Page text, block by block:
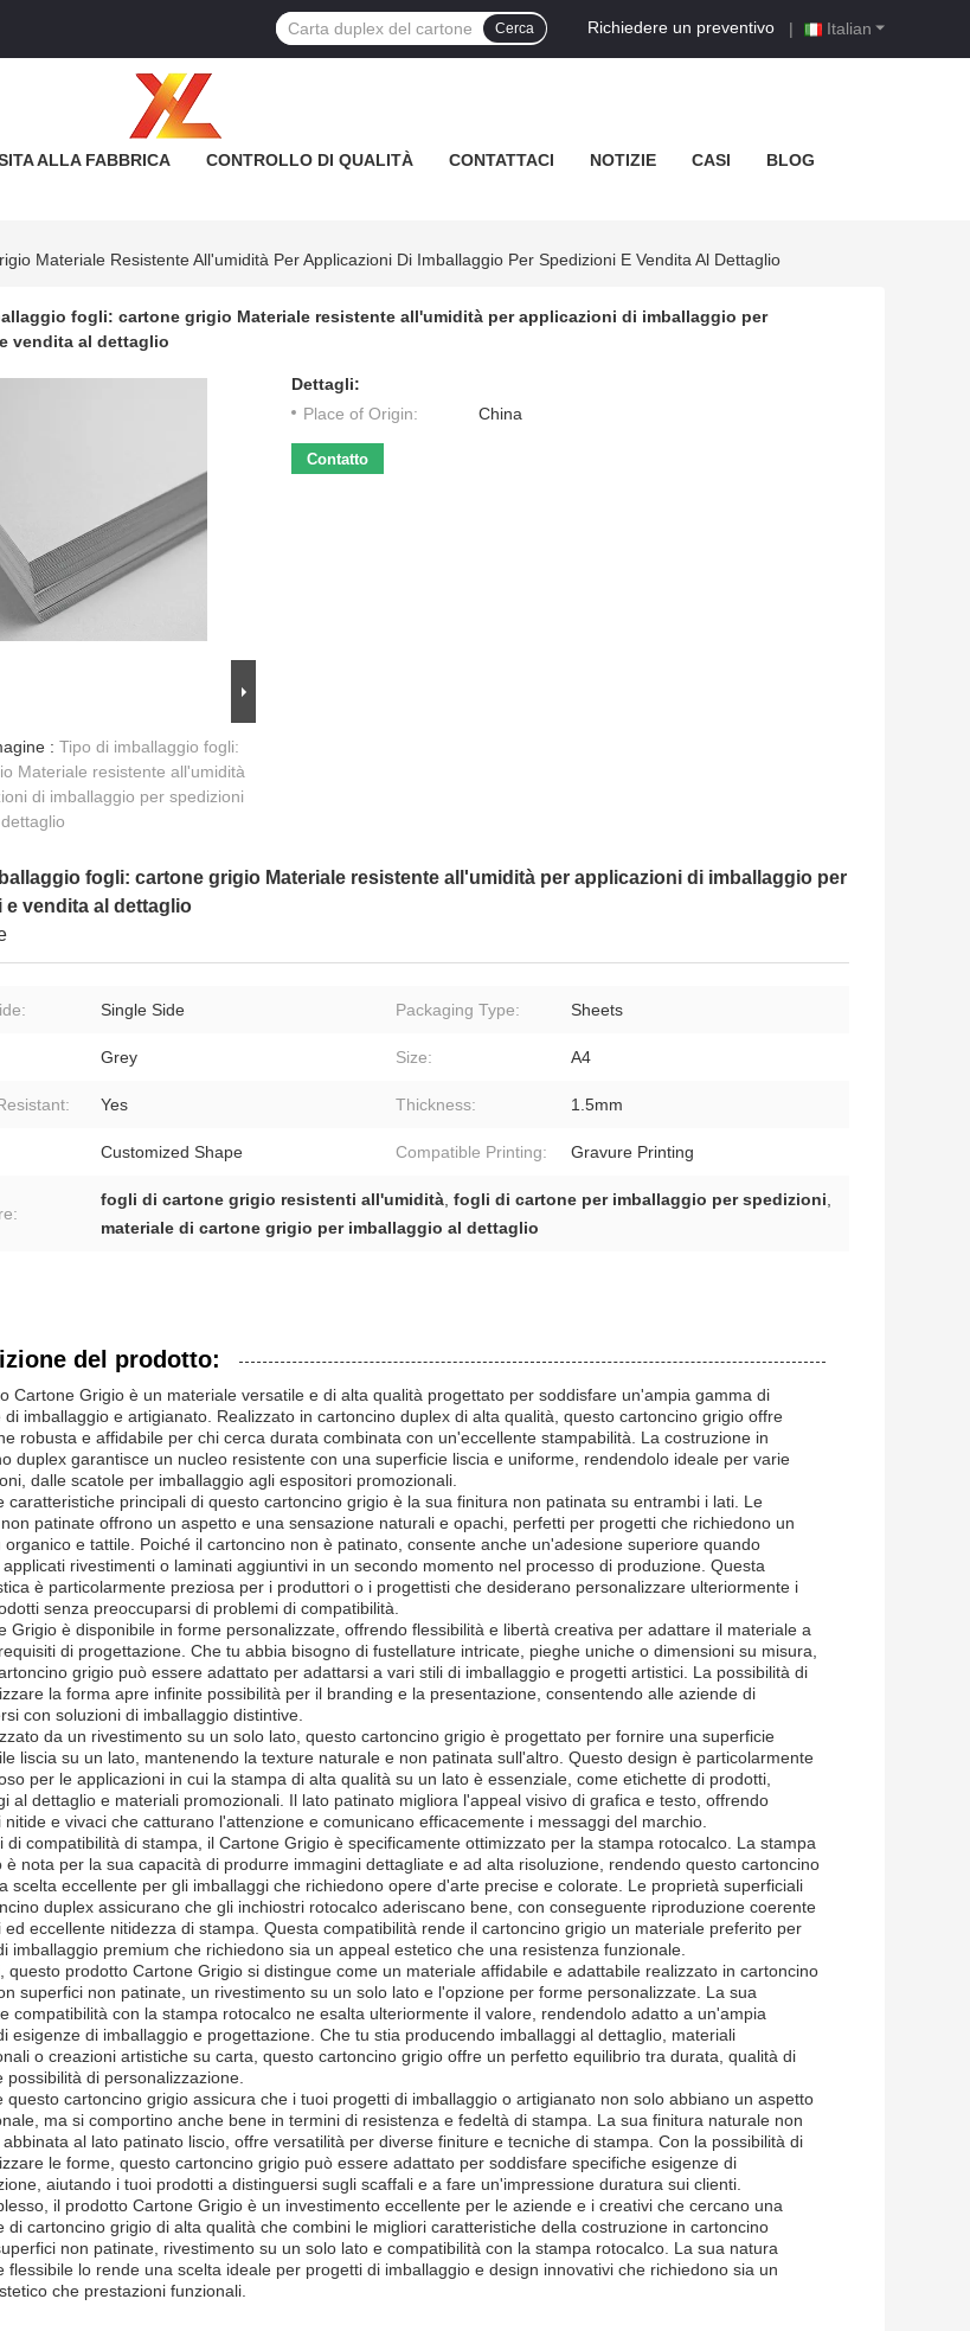
Italian
Richiedere un preventivo |
Cerca
ALLA FABBRICA CONTROLLO DI QUALITÀ CONTATTACI NOTIZIE CASI BLOG
Materiale Resistente All'umidità Per Applicazioni Di Imballaggio Per Spedizioni E Vendita Al Dettaglio
fogli: cartone grigio Materiale resistente all'umidità per applicazioni di imballaggio per
vendita al dettaglio
: Tipo di imballaggio fogli:
Materiale resistente all'umidità
di imballaggio per spedizioni
Dettagli:
Place of Origin:
China
Contatto
fogli: cartone grigio Materiale resistente all'umidità per applicazioni di imballaggio per
e vendita al dettaglio
Single Side Packaging Type: Sheets
Grey Size: A4
Yes Thickness: 1.5mm
Customized Shape Compatible Printing: Gravure Printing
fogli di cartone grigio resistenti all'umidità, fogli di cartone per imballaggio per spedizioni,
materiale di cartone grigio per imballaggio al dettaglio
del prodotto:
Cartone Grigio è un materiale versatile e di alta qualità progettato per soddisfare un'ampia gamma di
di imballaggio e artigianato. Realizzato in cartoncino duplex di alta qualità, questo cartoncino grigio offre
robusta e affidabile per chi cerca durata combinata con un'eccellente stampabilità. La costruzione in
duplex garantisce un nucleo resistente con una superficie liscia e uniforme, rendendolo ideale per varie
dalle scatole per imballaggio agli espositori promozionali.
caratteristiche principali di questo cartoncino grigio è la sua finitura non patinata su entrambi i lati. Le
patinate offrono un aspetto e una sensazione naturali e opachi, perfetti per progetti che richiedono un
organico e tattile. Poiché il cartoncino non è patinato, consente anche un'adesione superiore quando
rivestimenti o laminati aggiuntivi in un secondo momento nel processo di produzione. Questa
è particolarmente preziosa per i produttori o i progettisti che desiderano personalizzare ulteriormente i
senza preoccuparsi di problemi di compatibilità.
Grigio è disponibile in forme personalizzate, offrendo flessibilità e libertà creativa per adattare il materiale a
di progettazione. Che tu abbia bisogno di fustellature intricate, pieghe uniche o dimensioni su misura,
grigio può essere adattato per adattarsi a vari stili di imballaggio e progetti artistici. La possibilità di
la forma apre infinite possibilità per il branding e la presentazione, consentendo alle aziende di
con soluzioni di imballaggio distintive.
da un rivestimento su un solo lato, questo cartoncino grigio è progettato per fornire una superficie
liscia su un lato, mantenendo la texture naturale e non patinata sull'altro. Questo design è particolarmente
per le applicazioni in cui la stampa di alta qualità su un lato è essenziale, come etichette di prodotti,
al dettaglio e materiali promozionali. Il lato patinato migliora l'appeal visivo di grafica e testo, offrendo
nitide e vivaci che catturano l'attenzione e comunicano efficacemente i messaggi del marchio.
di compatibilità di stampa, il Cartone Grigio è specificamente ottimizzato per la stampa rotocalco. La stampa
è nota per la sua capacità di produrre immagini dettagliate e ad alta risoluzione, rendendo questo cartoncino
scelta eccellente per gli imballaggi che richiedono opere d'arte precise e colorate. Le proprietà superficiali
duplex assicurano che gli inchiostri rotocalco aderiscano bene, con conseguente riproduzione coerente
ed eccellente nitidezza di stampa. Questa compatibilità rende il cartoncino grigio un materiale preferito per
imballaggio premium che richiedono sia un appeal estetico che una resistenza funzionale.
questo prodotto Cartone Grigio si distingue come un materiale affidabile e adattabile realizzato in cartoncino
superfici non patinate, un rivestimento su un solo lato e l'opzione per forme personalizzate. La sua
compatibilità con la stampa rotocalco ne esalta ulteriormente il valore, rendendolo adatto a un'ampia
esigenze di imballaggio e progettazione. Che tu stia producendo imballaggi al dettaglio, materiali
o creazioni artistiche su carta, questo cartoncino grigio offre un perfetto equilibrio tra durata, qualità di
possibilità di personalizzazione.
questo cartoncino grigio assicura che i tuoi progetti di imballaggio o artigianato non solo abbiano un aspetto
ma si comportino anche bene in termini di resistenza e fedeltà di stampa. La sua finitura naturale non
al lato patinato liscio, offre versatilità per diverse finiture e tecniche di stampa. Con la possibilità di
le forme, questo cartoncino grigio può essere adattato per soddisfare specifiche esigenze di
aiutando i tuoi prodotti a distinguersi sugli scaffali e a fare un'impressione duratura sui clienti.
il prodotto Cartone Grigio è un investimento eccellente per le aziende e i creativi che cercano una
di cartoncino grigio di alta qualità che combini le migliori caratteristiche della costruzione in cartoncino
non patinate, rivestimento su un solo lato e compatibilità con la stampa rotocalco. La sua natura
flessibile lo rende una scelta ideale per progetti di imballaggio e design innovativi che richiedono sia un
che prestazioni funzionali.